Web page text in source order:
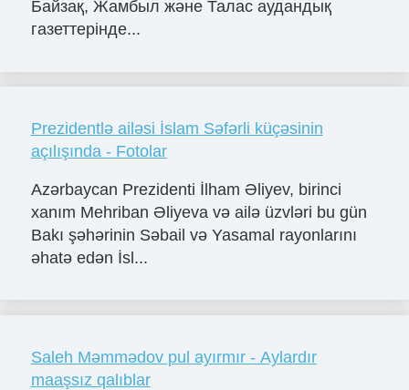
Байзақ, Жамбыл және Талас аудандық
газеттерінде...
Prezidentlə ailəsi İslam Səfərli küçəsinin
açılışında - Fotolar
Azərbaycan Prezidenti İlham Əliyev, birinci
xanım Mehriban Əliyeva və ailə üzvləri bu gün
Bakı şəhərinin Səbail və Yasamal rayonlarını
əhatə edən İsl...
Saleh Məmmədov pul ayırmır - Aylardır
maaşsız qalıblar